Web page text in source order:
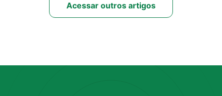
Acessar outros artigos